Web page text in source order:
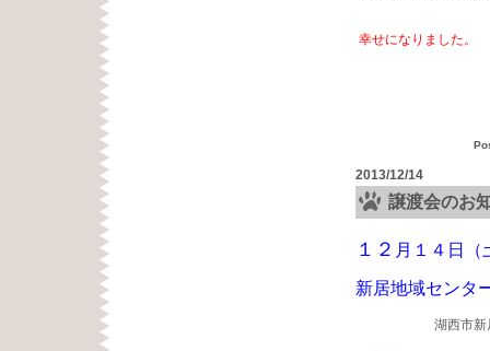
幸せになりました。
2013/12/14
譲渡会のお
１２ 月１４日
新居地域セン
湖西市新居町